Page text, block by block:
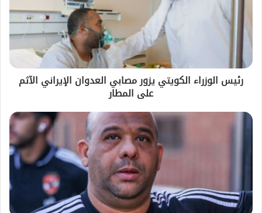
رئيس الوزراء الكويتي يزور مصابي العدوان الإيراني الآثم
على المطار